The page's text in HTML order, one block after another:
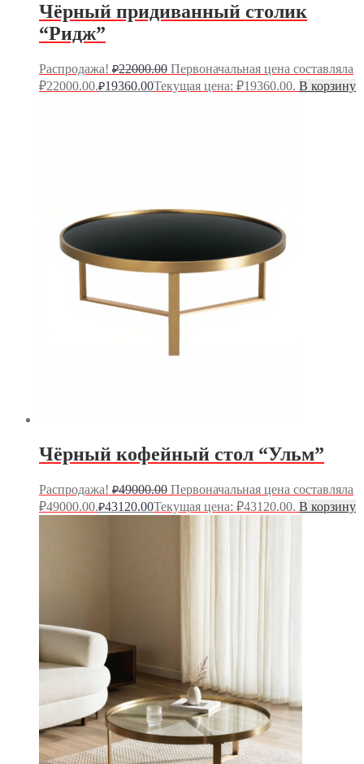
Чёрный придиванный столик
“Ридж”
Распродажа! ₽22000.00 Первоначальная цена составляла
₽22000.00.₽19360.00Текущая цена: ₽19360.00. В корзину
Чёрный кофейный стол “Ульм”
Распродажа! ₽49000.00 Первоначальная цена составляла
₽49000.00.₽43120.00Текущая цена: ₽43120.00. В корзину